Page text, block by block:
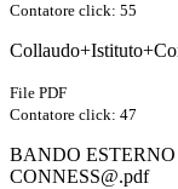
Contatore click: 55
File PDF
Contatore click: 47
BANDO
CONNESS@.pdf